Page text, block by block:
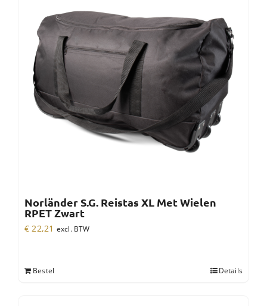
Norländer S.G. Reistas XL Met Wielen
RPET Zwart
€ 22,21 excl. BTW
Bestel Details